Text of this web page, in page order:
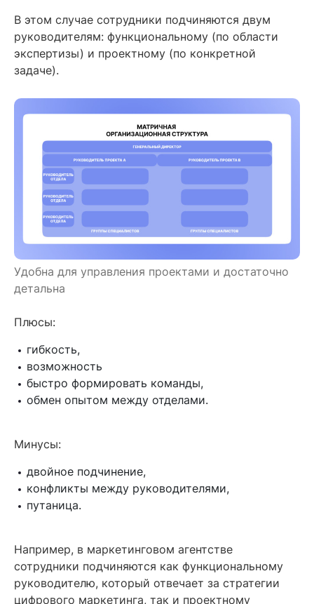
В этом случае сотрудники подчиняются двум
руководителям: функциональному (по области
экспертизы) и проектному (по конкретной
задаче).
Удобна для управления проектами и достаточно
детальна
Плюсы:
гибкость,
возможность
быстро формировать команды,
обмен опытом между отделами.
Минусы:
двойное подчинение,
конфликты между руководителями,
путаница.
Например, в маркетинговом агентстве
сотрудники подчиняются как функциональному
руководителю, который отвечает за стратегии
цифрового маркетинга, так и проектному